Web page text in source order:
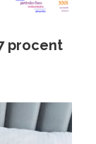
procent